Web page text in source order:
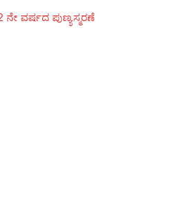
ವರ್ಷದ ಪುಣ್ಯಸ್ಮರಣೆ